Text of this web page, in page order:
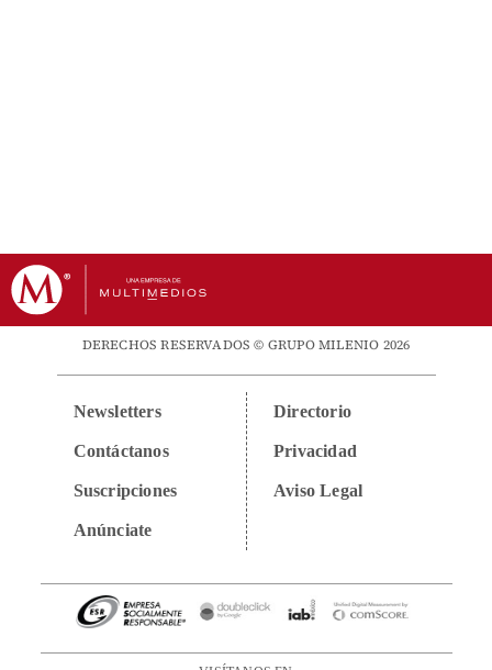
DERECHOS RESERVADOS © GRUPO MILENIO 2026
Newsletters
Contáctanos
Suscripciones
Anúnciate
Directorio
Privacidad
Aviso Legal